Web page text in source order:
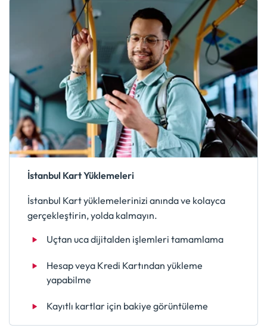
İstanbul Kart Yüklemeleri
İstanbul Kart yüklemelerinizi anında ve kolayca
gerçekleştirin, yolda kalmayın.
Uçtan uca dijitalden işlemleri tamamlama
Hesap veya Kredi Kartından yükleme
yapabilme
Kayıtlı kartlar için bakiye görüntüleme